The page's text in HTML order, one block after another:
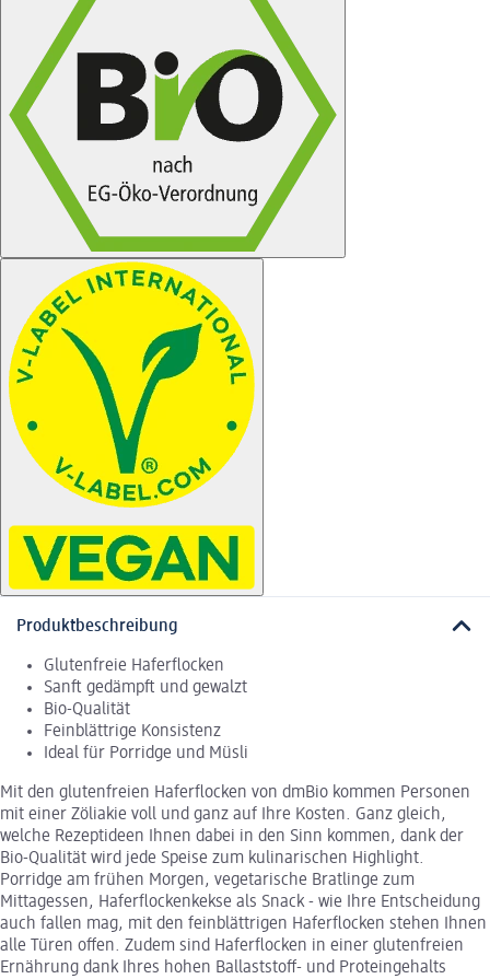
Produktbeschreibung
Glutenfreie Haferflocken
Sanft gedämpft und gewalzt
Bio-Qualität
Feinblättrige Konsistenz
Ideal für Porridge und Müsli
Mit den glutenfreien Haferflocken von dmBio kommen Personen
mit einer Zöliakie voll und ganz auf Ihre Kosten. Ganz gleich,
welche Rezeptideen Ihnen dabei in den Sinn kommen, dank der
Bio-Qualität wird jede Speise zum kulinarischen Highlight.
Porridge am frühen Morgen, vegetarische Bratlinge zum
Mittagessen, Haferflockenkekse als Snack - wie Ihre Entscheidung
auch fallen mag, mit den feinblättrigen Haferflocken stehen Ihnen
alle Türen offen. Zudem sind Haferflocken in einer glutenfreien
Ernährung dank Ihres hohen Ballaststoff- und Proteingehalts